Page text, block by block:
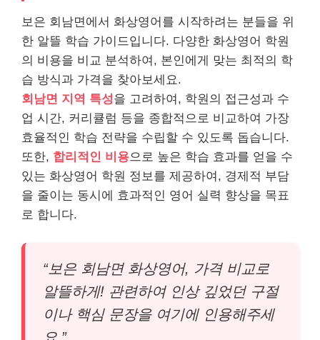
보은 회남면에서 화상영어를 시작하려는 분들을 위
한 알뜰 학습 가이드입니다. 다양한 화상영어 학원
의 비용을 비교 분석하여, 본인에게 맞는 최적의 학
습 방식과 가격을 찾아보세요.
회남면 지역 특성을 고려하여, 학원의 접근성과 수
업 시간, 커리큘럼 등을 종합적으로 비교하여 가장
효율적인 학습 전략을 수립할 수 있도록 돕습니다.
또한, 합리적인 비용으로 높은 학습 효과를 얻을 수
있는 화상영어 학원 정보를 제공하여, 경제적 부담
을 줄이는 동시에 효과적인 영어 실력 향상을 목표
로 합니다.
“보은 회남면 화상영어, 가격 비교로
알뜰하게! 관련하여 인상 깊었던 구절
이나 핵심 문장을 여기에 인용해주세
요.”